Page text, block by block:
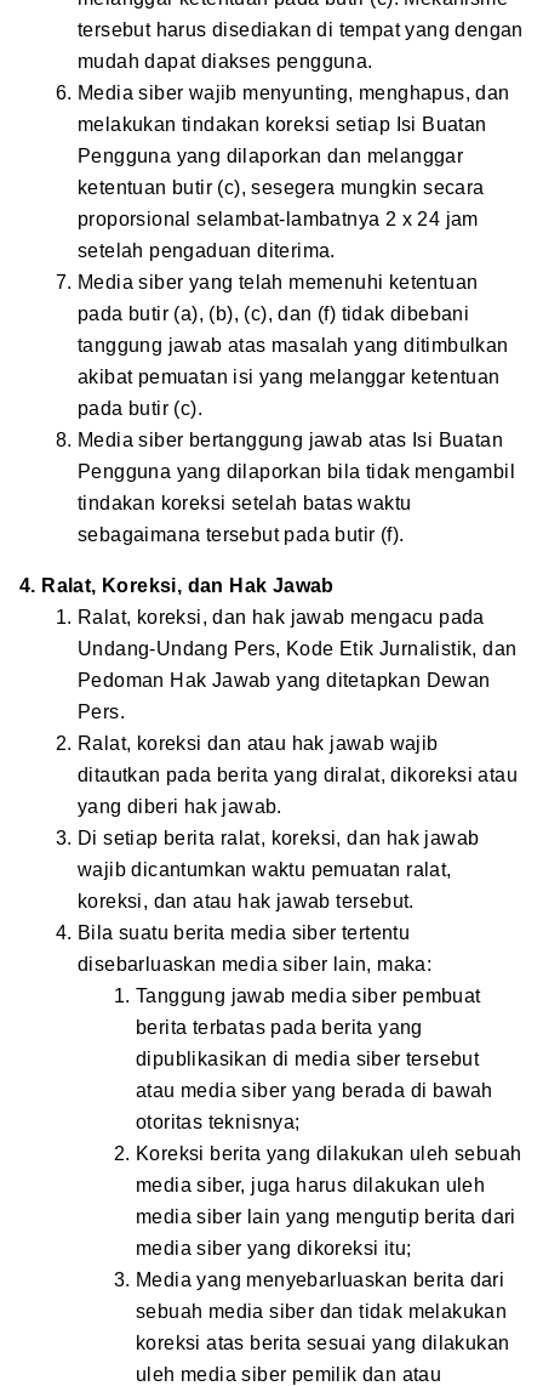
tersebut harus disediakan di tempat yang dengan
mudah dapat diakses pengguna.
Media siber wajib menyunting, menghapus, dan
melakukan tindakan koreksi setiap Isi Buatan
Pengguna yang dilaporkan dan melanggar
ketentuan butir (c), sesegera mungkin secara
proporsional selambat-lambatnya 2 x 24 jam
setelah pengaduan diterima.
Media siber yang telah memenuhi ketentuan
pada butir (a), (b), (c), dan (f) tidak dibebani
tanggung jawab atas masalah yang ditimbulkan
akibat pemuatan isi yang melanggar ketentuan
pada butir (c).
Media siber bertanggung jawab atas Isi Buatan
Pengguna yang dilaporkan bila tidak mengambil
tindakan koreksi setelah batas waktu
sebagaimana tersebut pada butir (f).
4. Ralat, Koreksi, dan Hak Jawab
Ralat, koreksi, dan hak jawab mengacu pada
Undang-Undang Pers, Kode Etik Jurnalistik, dan
Pedoman Hak Jawab yang ditetapkan Dewan
Pers.
Ralat, koreksi dan atau hak jawab wajib
ditautkan pada berita yang diralat, dikoreksi atau
yang diberi hak jawab.
Di setiap berita ralat, koreksi, dan hak jawab
wajib dicantumkan waktu pemuatan ralat,
koreksi, dan atau hak jawab tersebut.
Bila suatu berita media siber tertentu
disebarluaskan media siber lain, maka:
Tanggung jawab media siber pembuat
berita terbatas pada berita yang
dipublikasikan di media siber tersebut
atau media siber yang berada di bawah
otoritas teknisnya;
Koreksi berita yang dilakukan uleh sebuah
media siber, juga harus dilakukan uleh
media siber lain yang mengutip berita dari
media siber yang dikoreksi itu;
Media yang menyebarluaskan berita dari
sebuah media siber dan tidak melakukan
koreksi atas berita sesuai yang dilakukan
uleh media siber pemilik dan atau